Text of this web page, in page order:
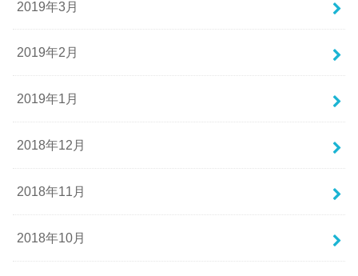
2019年3月
2019年2月
2019年1月
2018年12月
2018年11月
2018年10月